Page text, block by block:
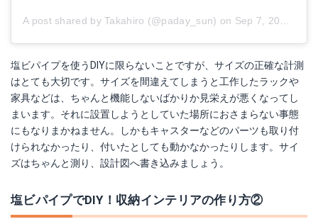
A post shared by Takahiro (@paday_sun) on Sep 7, 2017 at 2:22am PDT
塩ビパイプを使うDIYに限らないことですが、サイズの正確な計測
はとても大切です。サイズを間違えてしまうと工作したラックや
家具などは、ちゃんと機能しないばかりか見栄えが悪くなってし
まいます。それに設置しようとしていた場所におさまらない事態
にもなりまかねません。しかもキャスターなどのパーツも取り付
けられなかったり、付いたとしても動かなかったりします。サイ
ズはちゃんと測り、設計図へ書き込みましょう。
塩ビパイプでDIY！収納インテリアの作り方②